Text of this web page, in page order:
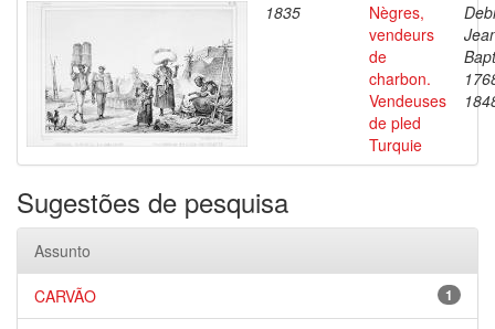
1835
Nègres,
vendeurs
de
charbon.
Vendeuses
de pled
Turquie
Sugestões de pesquisa
Assunto
1
CARVÃO